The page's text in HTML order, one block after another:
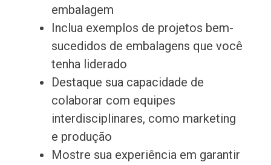
embalagem
Inclua exemplos de projetos bem-
sucedidos de embalagens que você
tenha liderado
Destaque sua capacidade de
colaborar com equipes
interdisciplinares, como marketing
e produção
Mostre sua experiência em garantir